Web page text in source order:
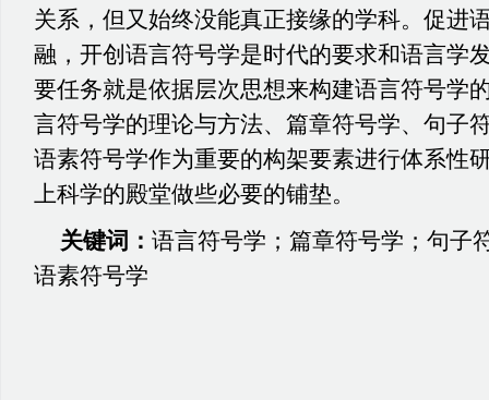
关系，但又始终没能真正接缘的学科。促进
融，开创语言符号学是时代的要求和语言学
要任务就是依据层次思想来构建语言符号学
言符号学的理论与方法、篇章符号学、句子
语素符号学作为重要的构架要素进行体系性
上科学的殿堂做些必要的铺垫。
关键词： 语言符号学；篇章符号学；句子
语素符号学